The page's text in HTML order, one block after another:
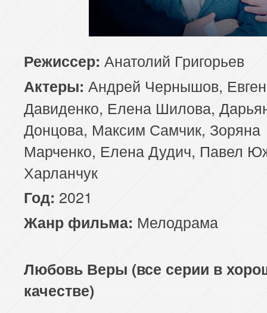
Режиссер: Анатолий Григорьев
Актеры: Андрей Чернышов,
Давиденко, Елена Шилова,
Донцова, Максим Самчик, Зоряна
Марченко, Елена Дудич, Павел
Харланчук
Год: 2021
Жанр фильма: Мелодрама
Любовь Веры (все серии в
качестве)